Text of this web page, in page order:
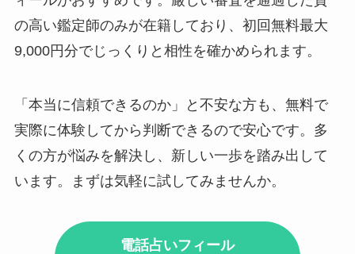
の高い鑑定師のみが在籍しており、初回無料最大
9,000円分でじっくりと相性を確かめられます。
「本当に信頼できるのか」と不安な方も、無料で
実際に体験してから判断できるので安心です。多
くの方が悩みを解決し、新しい一歩を踏み出して
います。まずは気軽に試してみませんか。
電話占いフィール